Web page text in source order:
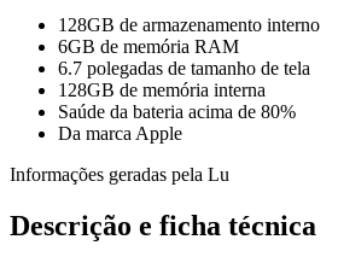
128GB de armazenamento interno
6GB de memória RAM
6.7 polegadas de tamanho de tela
128GB de memória interna
Saúde da bateria acima de 80%
Da marca Apple
Informações geradas pela Lu
Descrição e ficha técnica